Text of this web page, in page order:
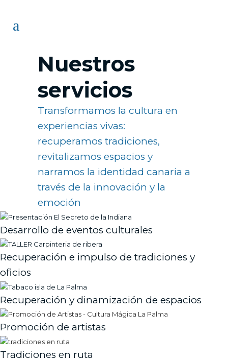
Nuestros
servicios
Transformamos la cultura en
experiencias vivas:
recuperamos tradiciones,
revitalizamos espacios y
narramos la identidad canaria a
través de la innovación y la
emoción
Desarrollo de eventos culturales
Recuperación e impulso de tradiciones y
oficios
Recuperación y dinamización de espacios
Promoción de artistas
Tradiciones en ruta